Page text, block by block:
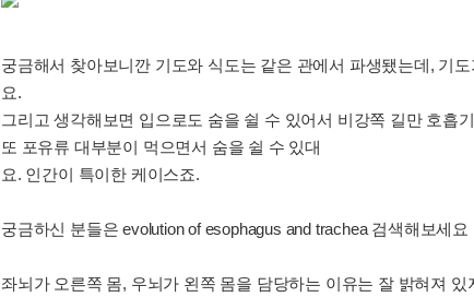
궁금해서 찾아보니깐 기도와 식도는 같은 관에서 파생됐는데, 기
요.
그리고 생각해보면 입으로도 숨을 쉴 수 있어서 비강쪽 길만 호흡
또 포유류 대부분이 먹으면서 숨을 쉴 수 있대
요. 인간이 특이한 케이스죠.
궁금하신 분들은 evolution of esophagus and trachea 검색해보세요
좌뇌가 오른쪽 몸, 우뇌가 왼쪽 몸을 담당하는 이유는 잘 밝혀져